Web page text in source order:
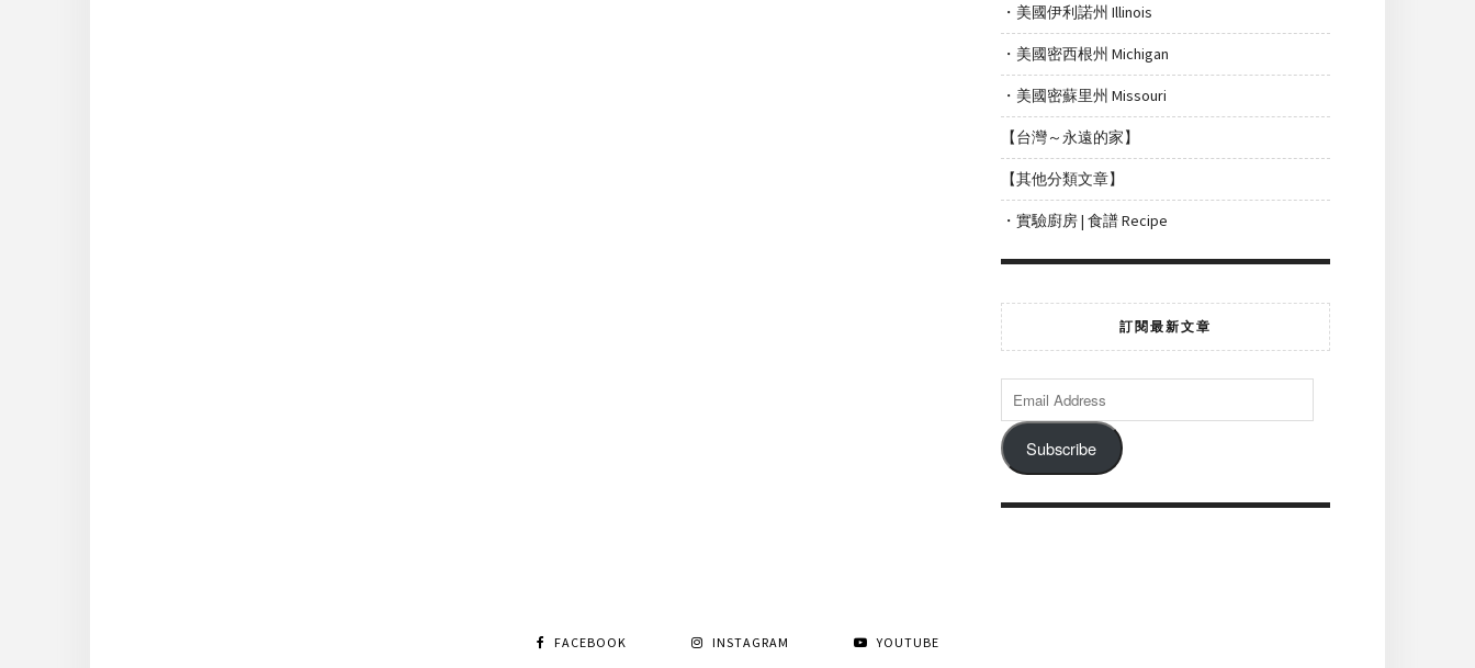
・美國伊利諾州 Illinois
・美國密西根州 Michigan
・美國密蘇里州 Missouri
【台灣～永遠的家】
【其他分類文章】
・實驗廚房 | 食譜 Recipe
訂閱最新文章
Subscribe
FACEBOOK INSTAGRAM YOUTUBE